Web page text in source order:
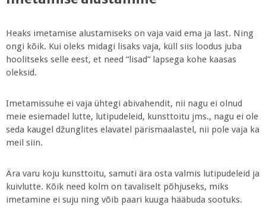
Heaks imetamise alustamiseks on vaja vaid ema ja last. Ning
ongi kõik. Kui oleks midagi lisaks vaja, küll siis loodus juba
hoolitseks selle eest, et need “lisad” lapsega kohe kaasas
oleksid.
Imetamissuhe ei vaja ühtegi abivahendit, nii nagu ei olnud
meie esiemadel lutte, lutipudeleid, kunsttoitu jms., nagu ei ole
seda kaugel džunglites elavatel pärismaalastel, nii pole vaja ka
meil siin.
Ära varu koju kunsttoitu, samuti ära osta valmis lutipudeleid ja
kuivlutte. Kõik need kolm on tavaliselt põhjuseks, miks
imetamine ei suju ning võib paari kuuga hääbuda sootuks.